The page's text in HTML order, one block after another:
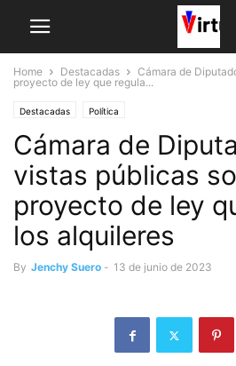
Home Destacadas
Cámara de
proyecto de ley que regula...
Destacadas Política
Cámara de
vistas públicas
proyecto de ley
los alquileres
By Jenchy Suero - 13 de junio de 2023